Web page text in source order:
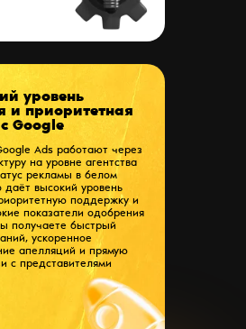
уровень
и приоритетная
Google
Ads работают через
на уровне агентства
рекламы в белом
даёт высокий уровень
поддержку и
показатели одобрения
получаете быстрый
ускоренное
апелляций и прямую
с представителями